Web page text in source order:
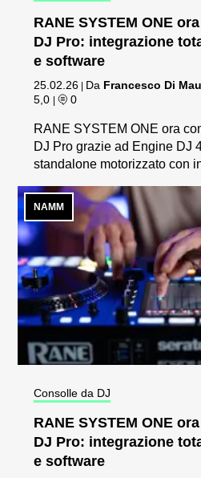
RANE SYSTEM ONE
DJ Pro: integrazione
e software
25.02.26 Da Francesco Di
5,0
| 0
RANE SYSTEM ONE ora
DJ Pro grazie ad Engine DJ
standalone motorizzato con
NAMM
Consolle da DJ
RANE SYSTEM ONE
DJ Pro: integrazione
e software